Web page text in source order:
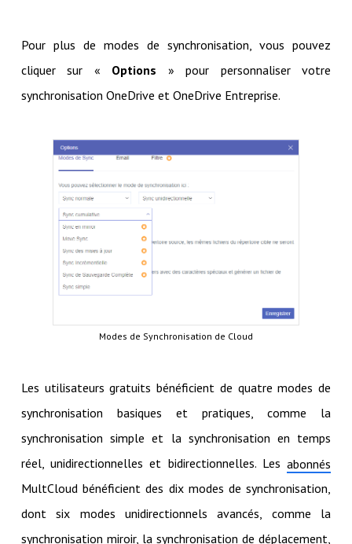
Pour plus de modes de synchronisation, vous pouvez
cliquer sur « Options » pour personnaliser votre
synchronisation OneDrive et OneDrive Entreprise.
Modes de Synchronisation de Cloud
Les utilisateurs gratuits bénéficient de quatre modes de
synchronisation basiques et pratiques, comme la
synchronisation simple et la synchronisation en temps
réel, unidirectionnelles et bidirectionnelles. Lesabonnés
MultCloud bénéficient des dix modes de synchronisation,
dont six modes unidirectionnels avancés, comme la
synchronisation miroir, la synchronisation de déplacement,